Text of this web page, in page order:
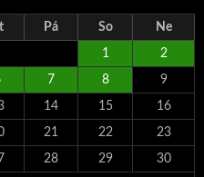
Pá So Ne
1 2
7 8 9
14 15 16
21 22 23
28 29 30